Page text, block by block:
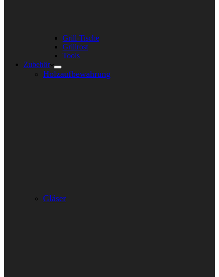
Grill-Tische
Grillrost
Tools
Zubehör
Holzaufbewahrung
Gläser